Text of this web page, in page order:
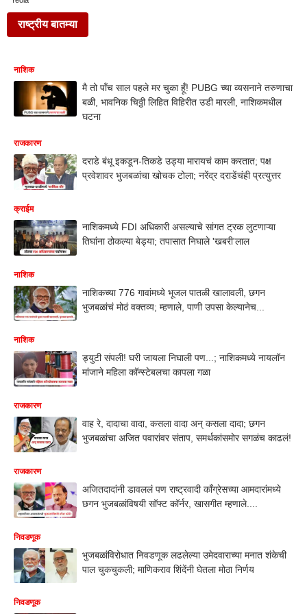
राष्ट्रीय बातम्या
नाशिक
मै तो पाँच साल पहले मर चुका हूँ! PUBG च्या व्यसनाने तरुणाचा
बळी, भावनिक चिठ्ठी लिहित विहिरीत उडी मारली, नाशिकमधील
घटना
राजकारण
दराडे बंधू इकडून-तिकडे उड्या मारायचं काम करतात; पक्ष
प्रवेशावर भुजबळांचा खोचक टोला; नरेंद्र दराडेंचंही प्रत्युत्तर
क्राईम
नाशिकमध्ये FDI अधिकारी असल्याचे सांगत ट्रक लुटणाऱ्या
तिघांना ठोकल्या बेड्या; तपासात निघाले 'खबरी'लाल
नाशिक
नाशिकच्या 776 गावांमध्ये भूजल पातळी खालावली, छगन
भुजबळांचं मोठं वक्तव्य; म्हणाले, पाणी उपसा केल्यानेच...
नाशिक
ड्युटी संपली! घरी जायला निघाली पण...; नाशिकमध्ये नायलॉन
मांजाने महिला कॉन्स्टेबलचा कापला गळा
राजकारण
वाह रे, दादाचा वादा, कसला वादा अन् कसला दादा; छगन
भुजबळांचा अजित पवारांवर संताप, समर्थकांसमोर सगळंच काढलं!
राजकारण
अजितदादांनी डावललं पण राष्ट्रवादी काँग्रेसच्या आमदारांमध्ये
छगन भुजबळांविषयी सॉफ्ट कॉर्नर, खासगीत म्हणाले....
निवडणूक
भुजबळांविरोधात निवडणूक लढलेल्या उमेदवाराच्या मनात शंकेची
पाल चुकचुकली; माणिकराव शिंदेंनी घेतला मोठा निर्णय
निवडणूक